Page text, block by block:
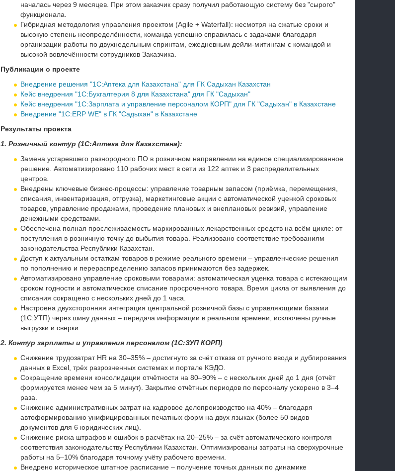
началась через 9 месяцев. При этом заказчик сразу получил работающую систему без "сырого"
функционала.
Гибридная методология управления проектом (Agile + Waterfall): несмотря на сжатые сроки и
высокую степень неопределённости, команда успешно справилась с задачами благодаря
организации работы по двухнедельным спринтам, ежедневным дейли-митингам с командой и
высокой вовлечённости сотрудников Заказчика.
Публикации о проекте
Внедрение решения "1С:Аптека для Казахстана" для ГК Садыхан Казахстан
Кейс внедрения "1С:Бухгалтерия 8 для Казахстана" для ГК "Садыхан"
Кейс внедрения "1С:Зарплата и управление персоналом КОРП" для ГК "Садыхан" в Казахстане
Внедрение "1C:ERP WE" в ГК "Садыхан" в Казахстане
Результаты проекта
1. Розничный контур (1С:Аптека для Казахстана):
Замена устаревшего разнородного ПО в розничном направлении на единое специализированное
решение. Автоматизировано 110 рабочих мест в сети из 122 аптек и 3 распределительных
центров.
Внедрены ключевые бизнес-процессы: управление товарным запасом (приёмка, перемещения,
списания, инвентаризация, отгрузка), маркетинговые акции с автоматической уценкой сроковых
товаров, управление продажами, проведение плановых и внеплановых ревизий, управление
денежными средствами.
Обеспечена полная прослеживаемость маркированных лекарственных средств на всём цикле: от
поступления в розничную точку до выбытия товара. Реализовано соответствие требованиям
законодательства Республики Казахстан.
Доступ к актуальным остаткам товаров в режиме реального времени – управленческие решения
по пополнению и перераспределению запасов принимаются без задержек.
Автоматизировано управление сроковыми товарами: автоматическая уценка товара с истекающим
сроком годности и автоматическое списание просроченного товара. Время цикла от выявления до
списания сокращено с нескольких дней до 1 часа.
Настроена двухсторонняя интеграция центральной розничной базы с управляющими базами
(1С:УТП) через шину данных – передача информации в реальном времени, исключены ручные
выгрузки и сверки.
2. Контур зарплаты и управления персоналом (1С:ЗУП КОРП)
Снижение трудозатрат HR на 30–35% – достигнуто за счёт отказа от ручного ввода и дублирования
данных в Excel, трёх разрозненных системах и портале КЭДО.
Сокращение времени консолидации отчётности на 80–90% – с нескольких дней до 1 дня (отчёт
формируется менее чем за 5 минут). Закрытие отчётных периодов по персоналу ускорено в 3–4
раза.
Снижение административных затрат на кадровое делопроизводство на 40% – благодаря
автоформированию унифицированных печатных форм на двух языках (более 50 видов
документов для 6 юридических лиц).
Снижение риска штрафов и ошибок в расчётах на 20–25% – за счёт автоматического контроля
соответствия законодательству Республики Казахстан. Оптимизированы затраты на сверхурочные
работы на 5–10% благодаря точному учёту рабочего времени.
Внедрено историческое штатное расписание – получение точных данных по динамике